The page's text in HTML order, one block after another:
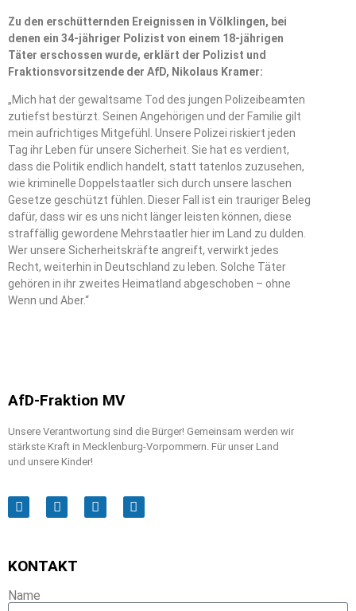
Zu den erschütternden Ereignissen in Völklingen, bei
denen ein 34-jähriger Polizist von einem 18-jährigen
Täter erschossen wurde, erklärt der Polizist und
Fraktionsvorsitzende der AfD, Nikolaus Kramer:
„Mich hat der gewaltsame Tod des jungen Polizeibeamten
zutiefst bestürzt. Seinen Angehörigen und der Familie gilt
mein aufrichtiges Mitgefühl. Unsere Polizei riskiert jeden
Tag ihr Leben für unsere Sicherheit. Sie hat es verdient,
dass die Politik endlich handelt, statt tatenlos zuzusehen,
wie kriminelle Doppelstaatler sich durch unsere laschen
Gesetze geschützt fühlen. Dieser Fall ist ein trauriger Beleg
dafür, dass wir es uns nicht länger leisten können, diese
straffällig gewordene Mehrstaatler hier im Land zu dulden.
Wer unsere Sicherheitskräfte angreift, verwirkt jedes
Recht, weiterhin in Deutschland zu leben. Solche Täter
gehören in ihr zweites Heimatland abgeschoben – ohne
Wenn und Aber.“
AfD-Fraktion MV
Unsere Verantwortung sind die Bürger! Gemeinsam werden wir
stärkste Kraft in Mecklenburg-Vorpommern. Für unser Land
und unsere Kinder!
KONTAKT
Name